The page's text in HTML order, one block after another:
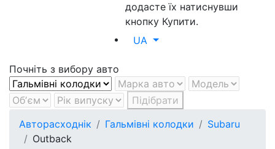
додасте їх натиснувши
кнопку Купити.
UA
Почніть з вибору авто
Підібрати
Авторасходнік
Гальмівні колодки
Subaru
Outback